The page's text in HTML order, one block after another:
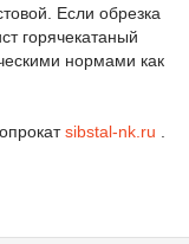
Если обрезка
горячекатаный
нормами как
sibstal-nk.ru